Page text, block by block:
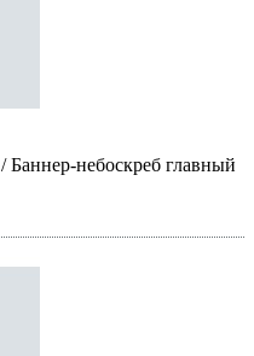
/ Баннер-небоскреб главный